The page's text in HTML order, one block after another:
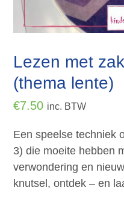
Lezen met
(thema lente)
€7.50 inc. BTW
Een speelse techniek
3) die moeite hebben
verwondering en
knutsel, ontdek – en